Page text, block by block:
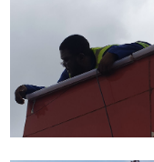
Voir plus